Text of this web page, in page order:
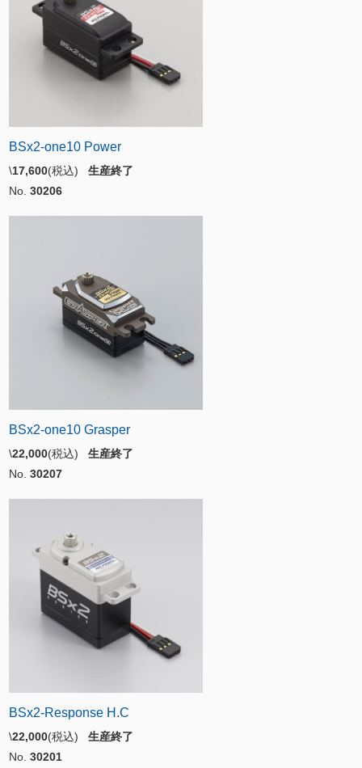
BSx2-one10 Power
\17,600(税込) 生産終了
No. 30206
BSx2-one10 Grasper
\22,000(税込) 生産終了
No. 30207
BSx2-Response H.C
\22,000(税込) 生産終了
No. 30201